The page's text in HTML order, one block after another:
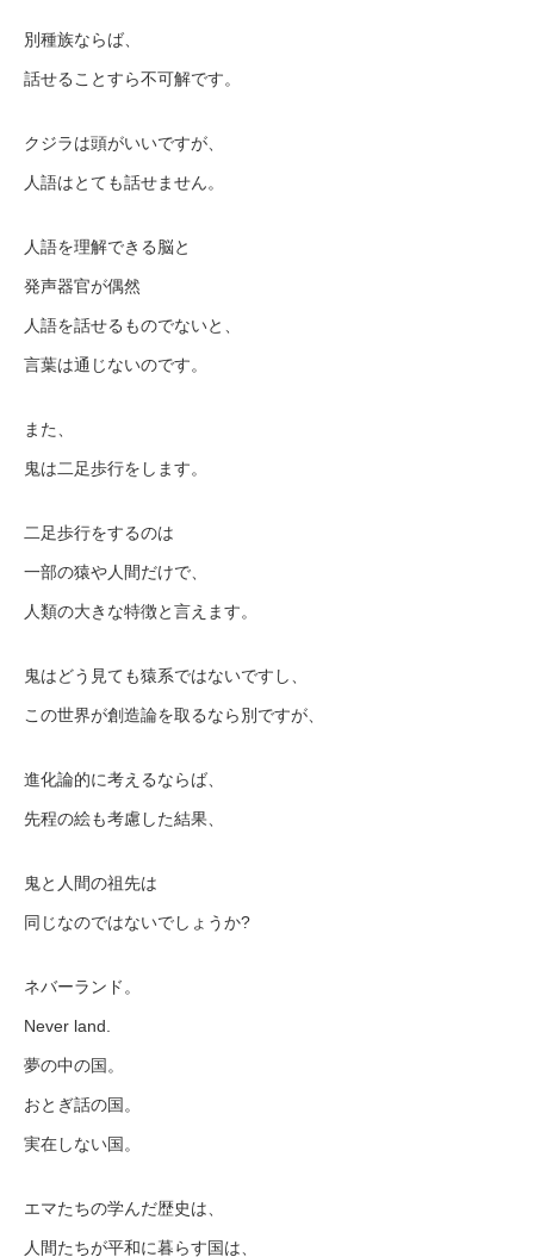
別種族ならば、
話せることすら不可解です。
クジラは頭がいいですが、
人語はとても話せません。
人語を理解できる脳と
発声器官が偶然
人語を話せるものでないと、
言葉は通じないのです。
また、
鬼は二足歩行をします。
二足歩行をするのは
一部の猿や人間だけで、
人類の大きな特徴と言えます。
鬼はどう見ても猿系ではないですし、
この世界が創造論を取るなら別ですが、
進化論的に考えるならば、
先程の絵も考慮した結果、
鬼と人間の祖先は
同じなのではないでしょうか?
ネバーランド。
Never land.
夢の中の国。
おとぎ話の国。
実在しない国。
エマたちの学んだ歴史は、
人間たちが平和に暮らす国は、